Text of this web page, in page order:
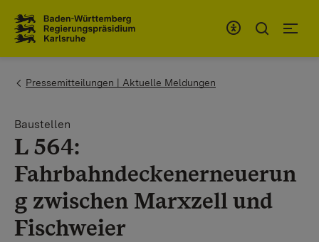
You are here:
Pressemitteilungen | Aktuelle Meldungen
Baustellen
L 564:
Fahrbahndeckenerneuerun
g zwischen Marxzell und
Fischweier